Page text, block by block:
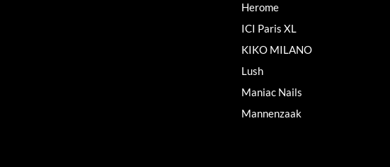
Herome
ICI Paris XL
KIKO MILANO
Lush
Maniac Nails
Mannenzaak